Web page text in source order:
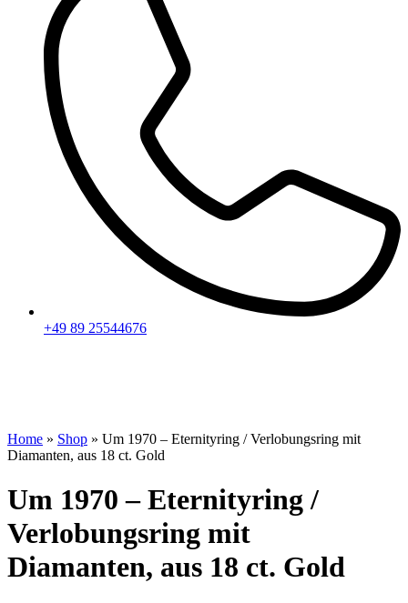
+49 89 25544676
Home » Shop » Um 1970 – Eternityring / Verlobungsring mit
Diamanten, aus 18 ct. Gold
Um 1970 – Eternityring /
Verlobungsring mit
Diamanten, aus 18 ct. Gold